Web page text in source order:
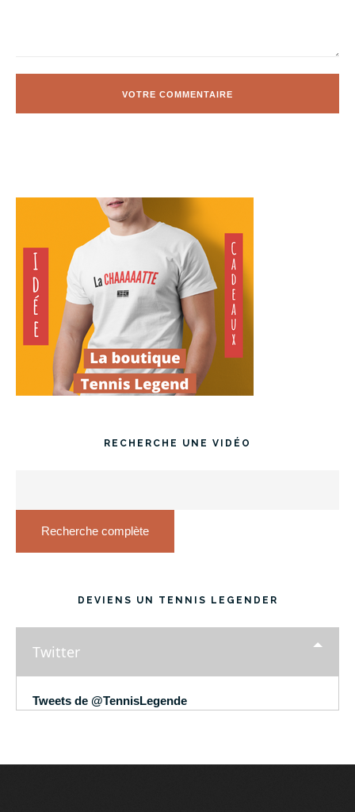
RECHERCHE UNE VIDÉO
Recherche complète
DEVIENS UN TENNIS LEGENDER
Twitter
Tweets de @TennisLegende